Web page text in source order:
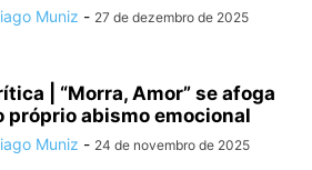
Muniz - 27 de dezembro de 2025
| “Morra, Amor” se afoga
próprio abismo emocional
Muniz - 24 de novembro de 2025